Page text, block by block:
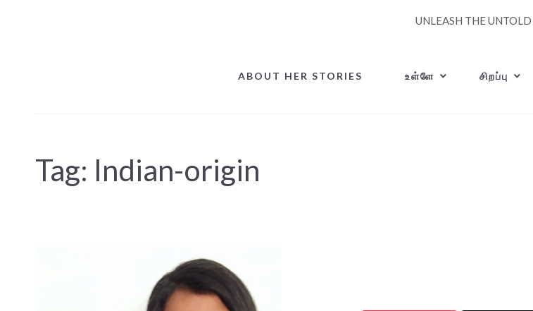
UNLEASH THE UNTOLD
ABOUT HER STORIES உள்ளே சிறப்பு
Tag: Indian-origin